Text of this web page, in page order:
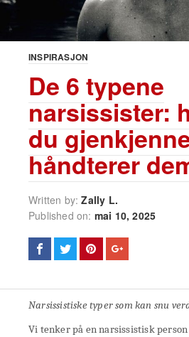
INSPIRASJON
De 6 typene
narsissister:
du
håndterer
Written by:Zally L.
Published on: mai 10, 2025
Narsissistiske typer som kan snu
Vi tenker på en narsissistisk